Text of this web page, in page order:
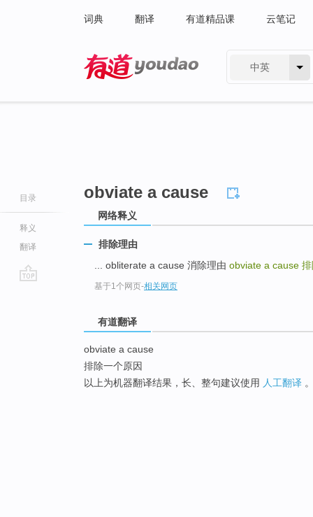
词典 翻译 有道精品课 云笔记
中英
目录
释义
翻译
obviate a cause
网络释义
排除理由
... obliterate a cause 消除理由 obviate a cause
基于1个网页-相关网页
有道翻译
obviate a cause
排除一个原因
以上为机器翻译结果，长、整句建议使用 人工翻译